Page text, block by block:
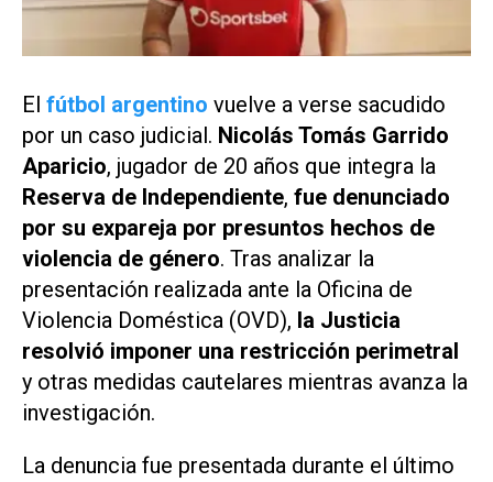
El fútbol argentino vuelve a verse sacudido
por un caso judicial. Nicolás Tomás Garrido
Aparicio, jugador de 20 años que integra la
Reserva de Independiente, fue denunciado
por su expareja por presuntos hechos de
violencia de género. Tras analizar la
presentación realizada ante la Oficina de
Violencia Doméstica (OVD), la Justicia
resolvió imponer una restricción perimetral
y otras medidas cautelares mientras avanza la
investigación.
La denuncia fue presentada durante el último